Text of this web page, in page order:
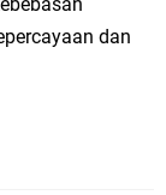
dan